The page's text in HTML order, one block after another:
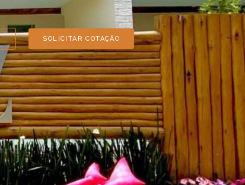
SOLICITAR COTAÇÃO